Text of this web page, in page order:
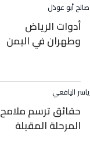
صالح أبو عوذل
أدوات الرياض
وطهران في اليمن
ياسر اليافعي
حقائق ترسم ملامح
المرحلة المقبلة